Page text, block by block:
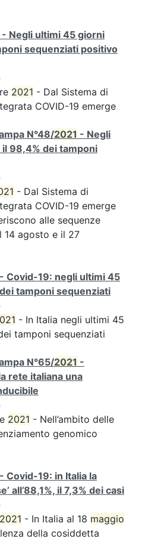
- Negli ultimi 45 giorni
sequenziati positivo
2021 - Dal Sistema di
COVID-19 emerge
N°48/2021 - Negli
98,4% dei tamponi
- Dal Sistema di
COVID-19 emerge
alle sequenze
agosto e il 27
- Covid-19: negli ultimi 45
tamponi sequenziati
- In Italia negli ultimi 45
tamponi sequenziati
N°65/2021 -
rete italiana una
2021 - Nell’ambito delle
genomico
- Covid-19: in Italia la
all’88,1%, il 7,3% dei casi
2021 - In Italia al 18 maggio
della cosiddetta